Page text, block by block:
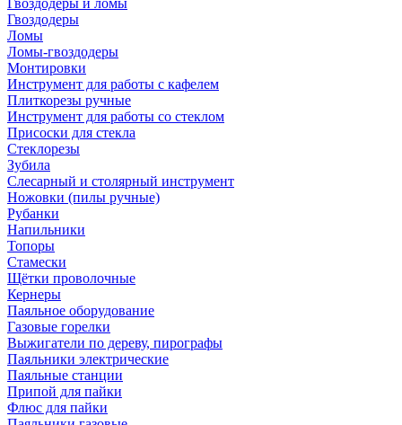
Гвоздодеры и ломы
Гвоздодеры
Ломы
Ломы-гвоздодеры
Монтировки
Инструмент для работы с кафелем
Плиткорезы ручные
Инструмент для работы со стеклом
Присоски для стекла
Стеклорезы
Зубила
Слесарный и столярный инструмент
Ножовки (пилы ручные)
Рубанки
Напильники
Топоры
Стамески
Щётки проволочные
Кернеры
Паяльное оборудование
Газовые горелки
Выжигатели по дереву, пирографы
Паяльники электрические
Паяльные станции
Припой для пайки
Флюс для пайки